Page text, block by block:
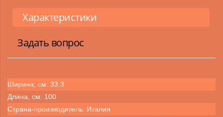
Характеристики
Задать вопрос
Ширина, см: 33,3
Длина, см: 100
Страна-производитель: Италия